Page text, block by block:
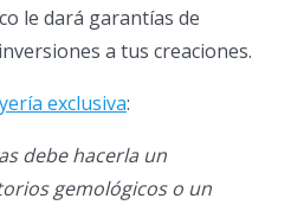
le dará garantías de
a tus creaciones.
exclusiva:
debe hacerla un
gemológicos o un